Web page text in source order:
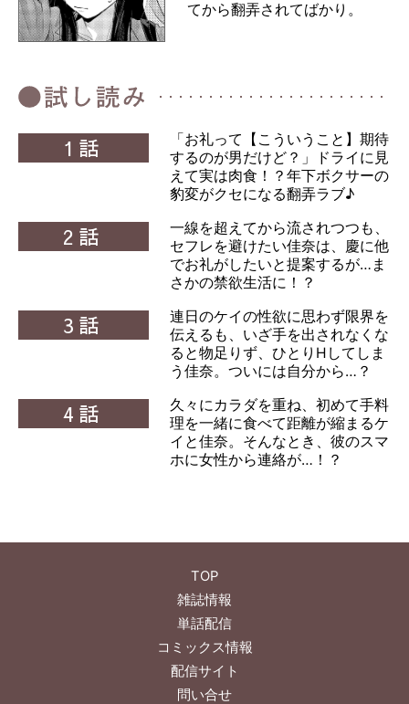
てから翻弄されてばかり。
1話
「お礼って【こういうこと】期待
するのが男だけど？」ドライに見
えて実は肉食！？年下ボクサーの
豹変がクセになる翻弄ラブ♪
2話
一線を超えてから流されつつも、
セフレを避けたい佳奈は、慶に他
でお礼がしたいと提案するが…ま
さかの禁欲生活に！？
3話
連日のケイの性欲に思わず限界を
伝えるも、いざ手を出されなくな
ると物足りず、ひとりHしてしま
う佳奈。ついには自分から…？
4話
久々にカラダを重ね、初めて手料
理を一緒に食べて距離が縮まるケ
イと佳奈。そんなとき、彼のスマ
ホに女性から連絡が…！？
TOP
雑誌情報
単話配信
コミックス情報
配信サイト
問い合せ